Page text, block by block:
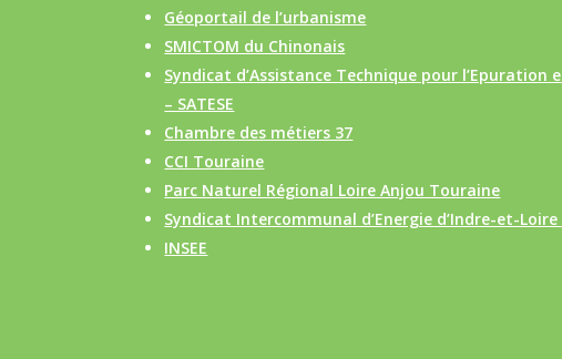
Géoportail de l’urbanisme
SMICTOM du Chinonais
Syndicat d’Assistance Technique pour l’Epuration
– SATESE
Chambre des métiers 37
CCI Touraine
Parc Naturel Régional Loire Anjou Touraine
Syndicat Intercommunal d’Energie d’Indre-et-Loire
INSEE